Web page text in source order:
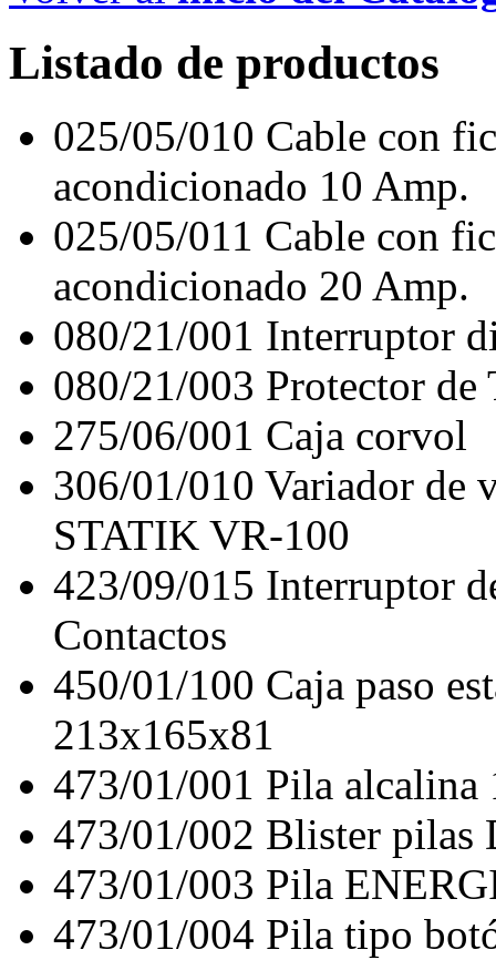
Listado de productos
025/05/010 Cable con
acondicionado 10 Amp.
025/05/011 Cable con
acondicionado 20 Amp.
080/21/001 Interruptor
080/21/003 Protector
275/06/001 Caja corvol
306/01/010 Variador de
STATIK VR-100
423/09/015 Interruptor
Contactos
450/01/100 Caja paso
213x165x81
473/01/001 Pila alcalina
473/01/002 Blister pilas
473/01/003 Pila
473/01/004 Pila tipo